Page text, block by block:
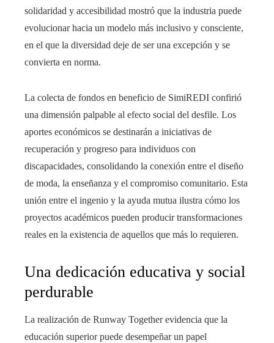
solidaridad y accesibilidad mostró que la industria puede
evolucionar hacia un modelo más inclusivo y consciente,
en el que la diversidad deje de ser una excepción y se
convierta en norma.
La colecta de fondos en beneficio de SimiREDI confirió
una dimensión palpable al efecto social del desfile. Los
aportes económicos se destinarán a iniciativas de
recuperación y progreso para individuos con
discapacidades, consolidando la conexión entre el diseño
de moda, la enseñanza y el compromiso comunitario. Esta
unión entre el ingenio y la ayuda mutua ilustra cómo los
proyectos académicos pueden producir transformaciones
reales en la existencia de aquellos que más lo requieren.
Una dedicación educativa y social
perdurable
La realización de Runway Together evidencia que la
educación superior puede desempeñar un papel